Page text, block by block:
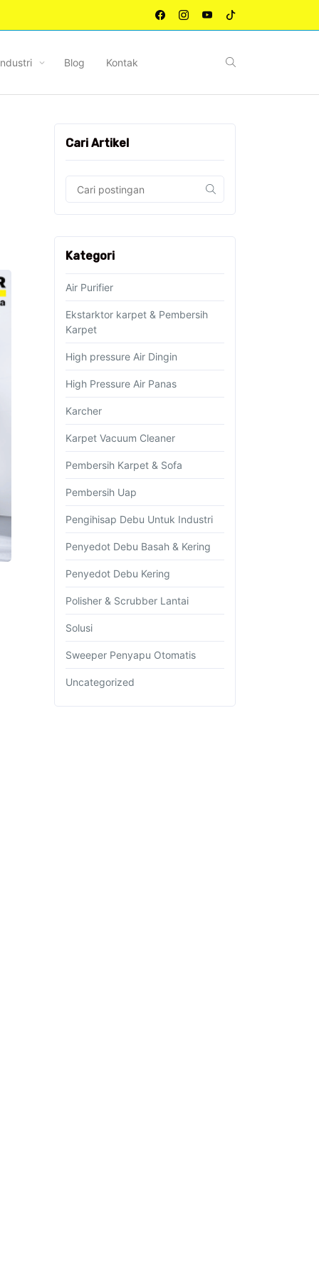
Blog Kontak
Cari Artikel
Kategori
Air Purifier
Ekstarktor karpet & Pembersih
Karpet
High pressure Air Dingin
High Pressure Air Panas
Karcher
Karpet Vacuum Cleaner
Pembersih Karpet & Sofa
Pembersih Uap
Pengihisap Debu Untuk Industri
Penyedot Debu Basah & Kering
Penyedot Debu Kering
Polisher & Scrubber Lantai
Solusi
Sweeper Penyapu Otomatis
Uncategorized